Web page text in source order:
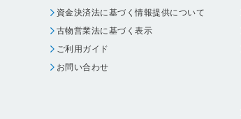
資金決済法に基づく情報提供について
古物営業法に基づく表示
ご利用ガイド
お問い合わせ